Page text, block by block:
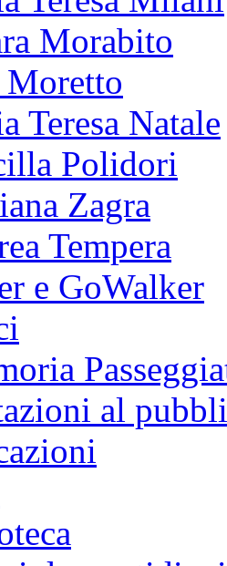
Morabito
Moretto
Teresa Natale
Polidori
Zagra
Tempera
e GoWalker
al